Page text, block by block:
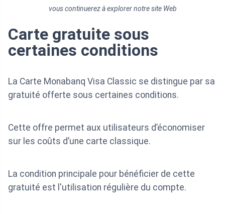
vous continuerez à explorer notre site Web
Carte gratuite sous
certaines conditions
La Carte Monabanq Visa Classic se distingue par sa
gratuité offerte sous certaines conditions.
Cette offre permet aux utilisateurs d’économiser
sur les coûts d’une carte classique.
La condition principale pour bénéficier de cette
gratuité est l'utilisation régulière du compte.